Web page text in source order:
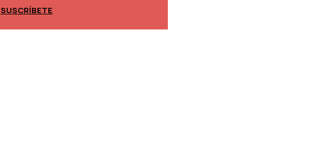
SUSCRÍBETE